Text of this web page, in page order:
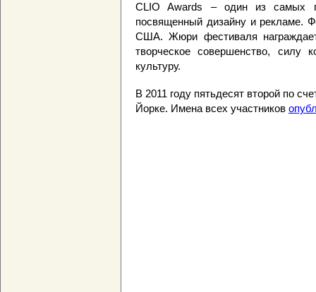
CLIO Awards – один из самых
посвященный дизайну и рекламе.
США. Жюри фестиваля
творческое совершенство, силу
культуру.
В 2011 году пятьдесят второй по
Йорке. Имена всех участников